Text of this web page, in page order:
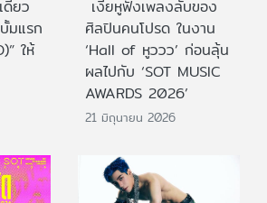
ยว
มแรก
ให้
เงี่ยหูฟังเพลงลับของ
ศิลปินคนโปรด ในงาน
‘Hall of หูววว’ ก่อนลุ้น
ผลไปกับ ‘SOT MUSIC
AWARDS 2026’
21 มิถุนายน 2026